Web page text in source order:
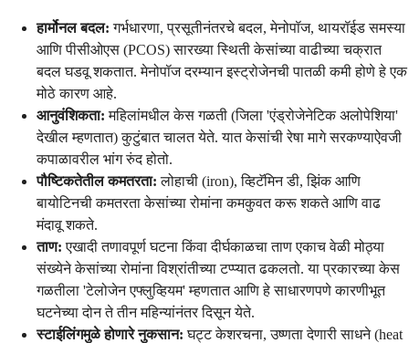
हार्मोनल बदल: गर्भधारणा, प्रसूतीनंतरचे बदल, मेनोपॉज, थायरॉईड समस्या
आणि पीसीओएस (PCOS) सारख्या स्थिती केसांच्या वाढीच्या चक्रात
बदल घडवू शकतात. मेनोपॉज दरम्यान इस्ट्रोजेनची पातळी कमी होणे हे एक
मोठे कारण आहे.
आनुवंशिकता: महिलांमधील केस गळती (जिला 'एंड्रोजेनेटिक अलोपेशिया'
देखील म्हणतात) कुटुंबात चालत येते. यात केसांची रेषा मागे सरकण्याऐवजी
कपाळावरील भांग रुंद होतो.
पौष्टिकतेतील कमतरता: लोहाची (iron), व्हिटॅमिन डी, झिंक आणि
बायोटिनची कमतरता केसांच्या रोमांना कमकुवत करू शकते आणि वाढ
मंदावू शकते.
ताण: एखादी तणावपूर्ण घटना किंवा दीर्घकाळचा ताण एकाच वेळी मोठ्या
संख्येने केसांच्या रोमांना विश्रांतीच्या टप्प्यात ढकलतो. या प्रकारच्या केस
गळतीला 'टेलोजेन एफ्लुव्हियम' म्हणतात आणि हे साधारणपणे कारणीभूत
घटनेच्या दोन ते तीन महिन्यांनंतर दिसून येते.
स्टाईलिंगमुळे होणारे नुकसान: घट्ट केशरचना, उष्णता देणारी साधने (heat